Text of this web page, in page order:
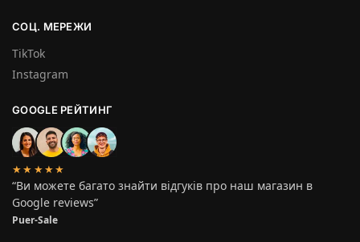
СОЦ. МЕРЕЖИ
TikTok
Instagram
GOOGLE РЕЙТИНГ
★★★★★
“Ви можете багато знайти відгуків про наш магазин в
Google reviews”
Puer-Sale